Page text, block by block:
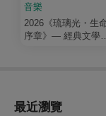
音樂
2026《琉璃光・生
序章》— 經典文學清
最近瀏覽